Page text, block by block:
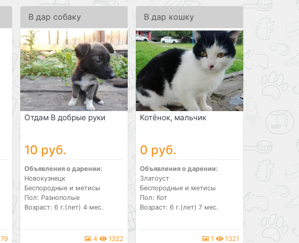
В дар собаку
Отдам В добрые руки
10 руб.
Объявления о дарении:
Новокузнецк
Беспородные и метисы
Пол: Разнополые
Возраст: 6 г.(лет) 4 мес.
4 1322
В дар кошку
Котёнок, мальчик
0 руб.
Объявления о дарении:
Златоуст
Беспородные и метисы
Пол: Кот
Возраст: 6 г.(лет) 7 мес.
1 1321